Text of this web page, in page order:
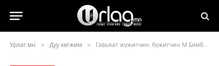
Урлаг.мн » Дуу хөгжим » Гавьяат жүжигчин, бүжигчин М.Бямбаа “Манай хувцас” нэртэй шинэ уран бүтээл гаргалаа